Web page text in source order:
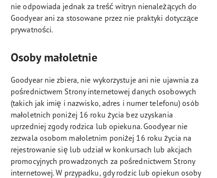
nie odpowiada jednak za treść witryn nienależących do
Goodyear ani za stosowane przez nie praktyki dotyczące
prywatności.
Osoby małoletnie
Goodyear nie zbiera, nie wykorzystuje ani nie ujawnia za
pośrednictwem Strony internetowej danych osobowych
(takich jak imię i nazwisko, adres i numer telefonu) osób
małoletnich poniżej 16 roku życia bez uzyskania
uprzedniej zgody rodzica lub opiekuna. Goodyear nie
zezwala osobom małoletnim poniżej 16 roku życia na
rejestrowanie się lub udział w konkursach lub akcjach
promocyjnych prowadzonych za pośrednictwem Strony
internetowej. W przypadku, gdy rodzic lub opiekun osoby